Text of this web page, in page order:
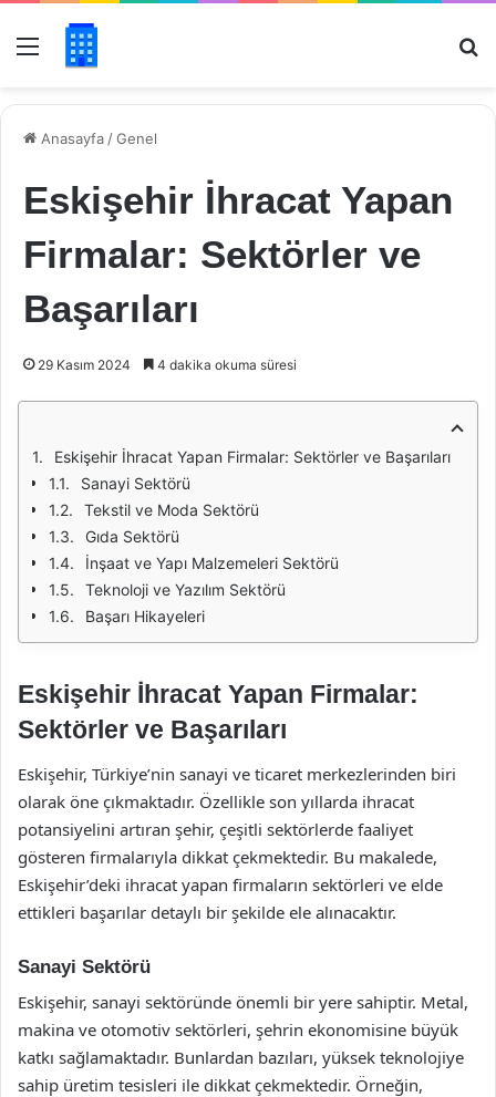
Menü
Anasayfa /Genel
Eskişehir İhracat Yapan
Firmalar: Sektörler ve
Başarıları
29 Kasım 2024 4 dakika okuma süresi
Eskişehir İhracat Yapan Firmalar: Sektörler ve Başarıları
Sanayi Sektörü
Tekstil ve Moda Sektörü
Gıda Sektörü
İnşaat ve Yapı Malzemeleri Sektörü
Teknoloji ve Yazılım Sektörü
Başarı Hikayeleri
Eskişehir İhracat Yapan Firmalar:
Sektörler ve Başarıları
Eskişehir, Türkiye’nin sanayi ve ticaret merkezlerinden biri
olarak öne çıkmaktadır. Özellikle son yıllarda ihracat
potansiyelini artıran şehir, çeşitli sektörlerde faaliyet
gösteren firmalarıyla dikkat çekmektedir. Bu makalede,
Eskişehir’deki ihracat yapan firmaların sektörleri ve elde
ettikleri başarılar detaylı bir şekilde ele alınacaktır.
Sanayi Sektörü
Eskişehir, sanayi sektöründe önemli bir yere sahiptir. Metal,
makina ve otomotiv sektörleri, şehrin ekonomisine büyük
katkı sağlamaktadır. Bunlardan bazıları, yüksek teknolojiye
sahip üretim tesisleri ile dikkat çekmektedir. Örneğin,